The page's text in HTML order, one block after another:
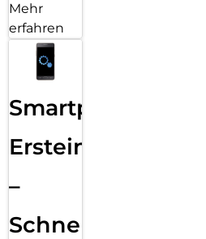
Mehr
erfahren
Smartphone
Ersteinrichtung
–
Schnelle